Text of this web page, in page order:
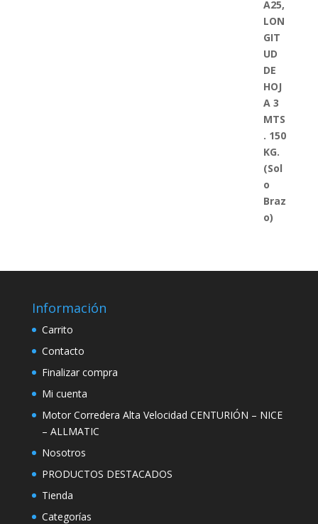
Información
Carrito
Contacto
Finalizar compra
Mi cuenta
Motor Corredera Alta Velocidad CENTURIÓN – NICE
– ALLMATIC
Nosotros
PRODUCTOS DESTACADOS
Tienda
Categorías